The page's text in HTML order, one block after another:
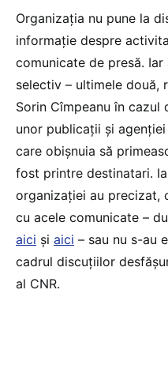
Organizația nu pune la
informație despre
comunicate de presă.
selectiv – ultimele două,
Sorin Cîmpeanu în
unor publicații și
care obișnuia să
fost printre destinatari.
organizației au precizat,
cu acele comunicate –
aici și aici – sau nu s-au
cadrul discuțiilor
al CNR.